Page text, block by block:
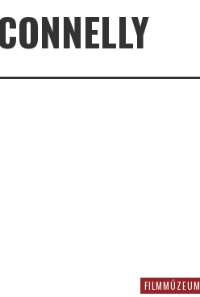
FILMMÚZEUM